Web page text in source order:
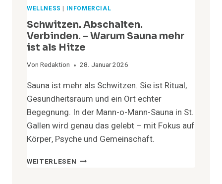
WELLNESS | INFOMERCIAL
Schwitzen. Abschalten.
Verbinden. – Warum Sauna mehr
ist als Hitze
Von Redaktion 28. Januar 2026
Sauna ist mehr als Schwitzen. Sie ist Ritual,
Gesundheitsraum und ein Ort echter
Begegnung. In der Mann-o-Mann-Sauna in St.
Gallen wird genau das gelebt – mit Fokus auf
Körper, Psyche und Gemeinschaft.
WEITERLESEN SCHWITZEN.